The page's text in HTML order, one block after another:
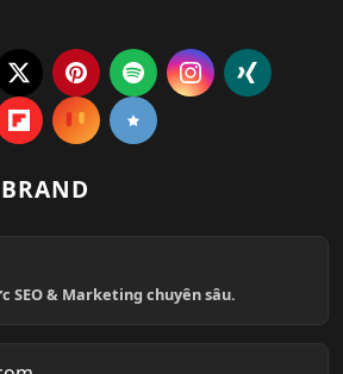
SEO & Marketing chuyên sâu.